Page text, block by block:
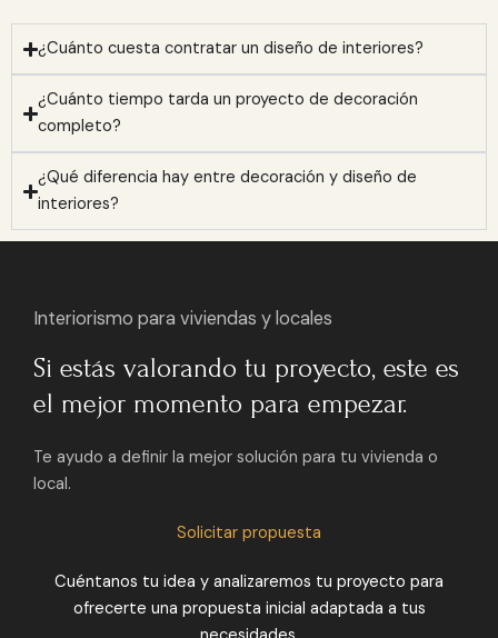
¿Cuánto cuesta contratar un diseño de interiores?
¿Cuánto tiempo tarda un proyecto de decoración
completo?
¿Qué diferencia hay entre decoración y diseño de
interiores?
Interiorismo para viviendas y locales
Si estás valorando tu proyecto, este es
el mejor momento para empezar.
Te ayudo a definir la mejor solución para tu vivienda o
local.
Solicitar propuesta
Cuéntanos tu idea y analizaremos tu proyecto para
ofrecerte una propuesta inicial adaptada a tus